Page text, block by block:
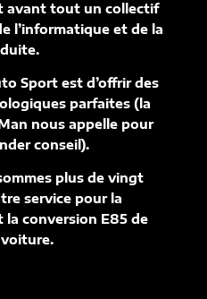
avant tout un collectif
l’informatique et de la
Sport est d’offrir des
parfaites (la
nous appelle pour
conseil).
plus de vingt
service pour la
conversion E85 de